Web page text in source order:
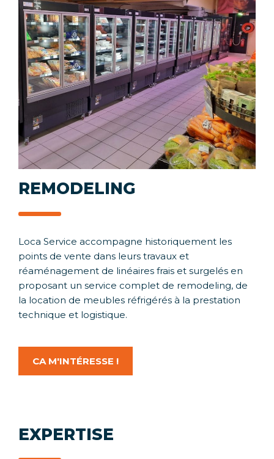
REMODELING
Loca Service accompagne historiquement les
points de vente dans leurs travaux et
réaménagement de linéaires frais et surgelés en
proposant un service complet de remodeling, de
la location de meubles réfrigérés à la prestation
technique et logistique.
CA M'INTÉRESSE !
EXPERTISE